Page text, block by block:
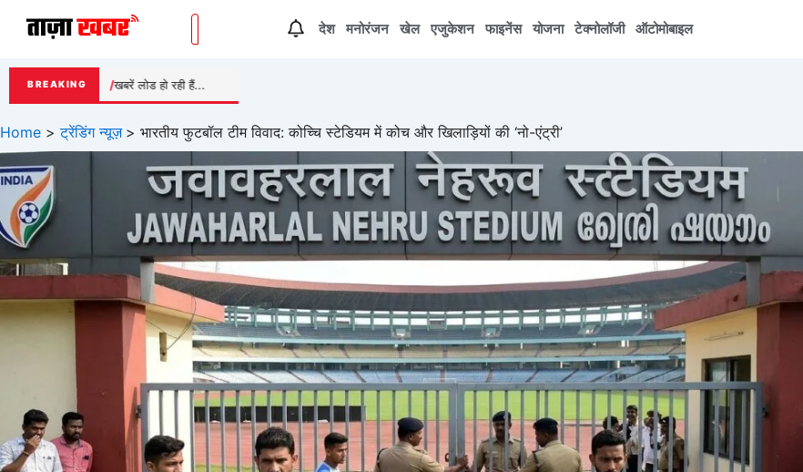
देश मनोरंजन खेल एजुकेशन फाइनेंस योजना टेक्नोलॉजी ऑटोमोबाइल
BREAKING खबरें लोड हो रही हैं...
Home ट्रेंडिंग न्यूज़ भारतीय फुटबॉल टीम विवाद: कोच्चि स्टेडियम में कोच और खिलाड़ियों की ‘नो-एंट्री’